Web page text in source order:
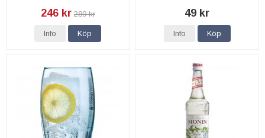
246 kr 289 kr
Info Köp
49 kr
Info Köp